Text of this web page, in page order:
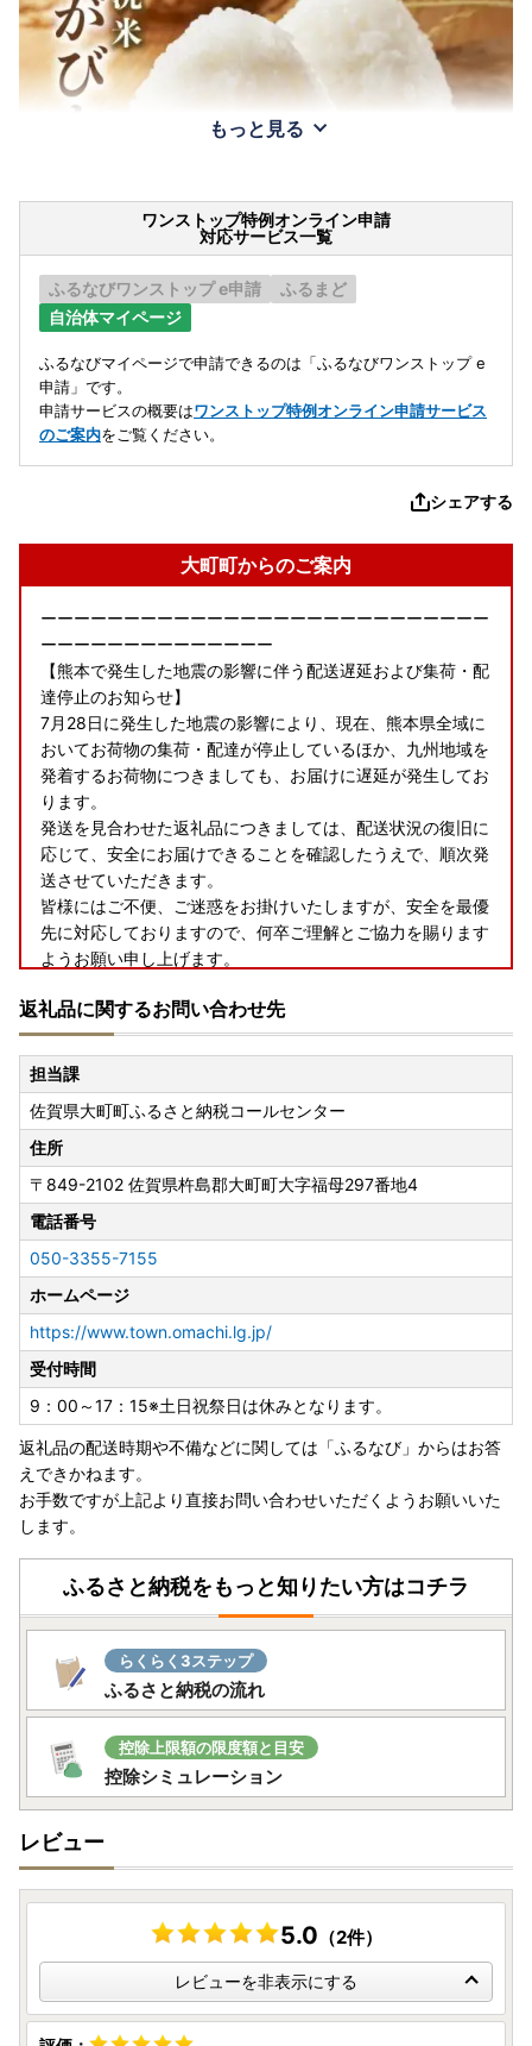
もっと見る
ワンストップ特例オンライン申請
対応サービス一覧
ふるなびワンストップ e申請
ふるまど
自治体マイページ
ふるなびマイページで申請できるのは「ふるなびワンストップ e
申請」です。
申請サービスの概要はワンストップ特例オンライン申請サービス
のご案内をご覧ください。
シェアする
大町町からのご案内
ーーーーーーーーーーーーーーーーーーーーーーーーーーー
ーーーーーーーーーーーーーー
【熊本で発生した地震の影響に伴う配送遅延および集荷・配
達停止のお知らせ】
7月28日に発生した地震の影響により、現在、熊本県全域に
おいてお荷物の集荷・配達が停止しているほか、九州地域を
発着するお荷物につきましても、お届けに遅延が発生してお
ります。
発送を見合わせた返礼品につきましては、配送状況の復旧に
応じて、安全にお届けできることを確認したうえで、順次発
送させていただきます。
皆様にはご不便、ご迷惑をお掛けいたしますが、安全を最優
先に対応しておりますので、何卒ご理解とご協力を賜ります
ようお願い申し上げます。
「総務大臣から「ふるさと納税の対象となる地方団体」とし
て指定を受けました」
佐賀県大町町は総務大臣の指定により、これまで通りふるさ
と納税の対象となりました。
引き続き大町町を応援していただきますよう、よろしくお願
い申し上げます。
指定対象期間：令和7年10月1日から令和8年9月30日
【天候不良に伴う配送遅延のお知らせ】
台風の影響により、一部地域で配送に遅れが生じる可能性が
ございます。
最新の状況に関しましては、ヤマト運輸ホームページをご確
認いただきますようお願いいたします。
該当地域へのお届けは配送業者各社における規制状況次第と
なります。
ご希望のお届け指定日にお応えできかねる場合もございます
のでご了承ください。
❖ふるさと納税の対象となる地方団体の指定について❖
大町町は、地方税法第37条の2第2項及び第314条の7第2
た。
これにより大町町へのふるさと納税は税控除の対象となり
ますので、引き続き応援をお願いいたします。
指定期間：令和6年10月1日～令和7年9月30日
❖寄附金受領証明書について❖
だいた書類の送付先住所に、通常2週間程度で発送いたしま
す。
※「返礼品」と「寄附金受領証明書」は別で発送しますの
で、お届けが前後する場合がありますのでご了承ください。
❖ワンストップ特例申請書(寄附金税額控除に係る申告特例
申請書)について❖
自治体からのワンストップ特例申請書の送付をご希望され
返礼品に関するお問い合わせ先
担当課
佐賀県大町町ふるさと納税コールセンター
住所
〒849-2102 佐賀県杵島郡大町町大字福母297番地4
電話番号
050-3355-7155
ホームページ
https://www.town.omachi.lg.jp/
受付時間
9：00～17：15※土日祝祭日は休みとなります。
返礼品の配送時期や不備などに関しては「ふるなび」からはお答
えできかねます。
お手数ですが上記より直接お問い合わせいただくようお願いいた
します。
ふるさと納税をもっと知りたい方はコチラ
らくらく3ステップ
ふるさと納税の流れ
控除上限額の限度額と目安
控除シミュレーション
レビュー
5.0 （2件）
レビューを非表示にする